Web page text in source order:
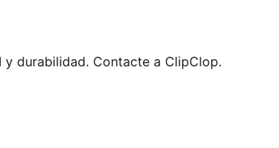
durabilidad. Contacte a ClipClop.